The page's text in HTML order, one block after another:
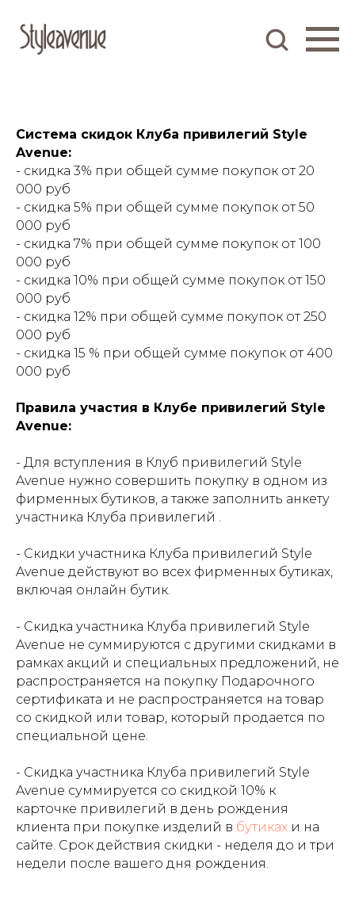
Система скидок Клуба привилегий Style
Avenue:
- скидка 3% при общей сумме покупок от 20
000 руб
- скидка 5% при общей сумме покупок от 50
000 руб
- скидка 7% при общей сумме покупок от 100
000 руб
- скидка 10% при общей сумме покупок от 150
000 руб
- скидка 12% при общей сумме покупок от 250
000 руб
- скидка 15 % при общей сумме покупок от 400
000 руб
Правила участия в Клубе привилегий Style
Avenue:
- Для вступления в Клуб привилегий Style
Avenue нужно совершить покупку в одном из
фирменных бутиков, а также заполнить анкету
участника Клуба привилегий .
- Скидки участника Клуба привилегий Style
Avenue действуют во всех фирменных бутиках,
включая онлайн бутик.
- Скидка участника Клуба привилегий Style
Avenue не суммируются с другими скидками в
рамках акций и специальных предложений, не
распространяется на покупку Подарочного
сертификата и не распространяется на товар
со скидкой или товар, который продается по
специальной цене.
- Скидка участника Клуба привилегий Style
Avenue суммируется со скидкой 10% к
карточке привилегий в день рождения
клиента при покупке изделий в бутиках и на
сайте. Срок действия скидки - неделя до и три
недели после вашего дня рождения.